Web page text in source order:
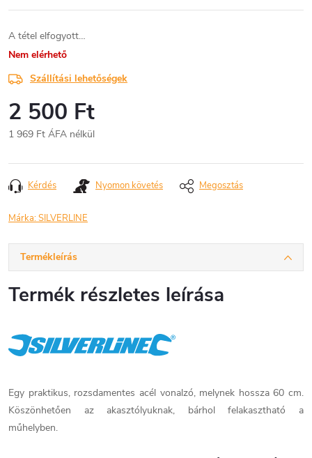
A tétel elfogyott…
Nem elérhető
Szállítási lehetőségek
2 500 Ft
1 969 Ft ÁFA nélkül
Kérdés Nyomon követés Megosztás
Márka:SILVERLINE
Termékleírás
Termék részletes leírása
Egy praktikus, rozsdamentes acél vonalzó, melynek hossza 60 cm.
Köszönhetően az akasztólyuknak, bárhol felakasztható a
műhelyben.